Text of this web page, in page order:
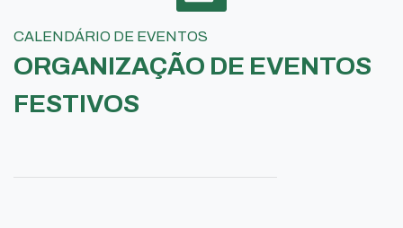
CALENDÁRIO DE EVENTOS
ORGANIZAÇÃO DE EVENTOS
FESTIVOS